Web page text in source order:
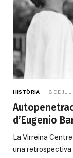
HISTÒRIA 18 DE
d’Eugenio
La Virreina
una